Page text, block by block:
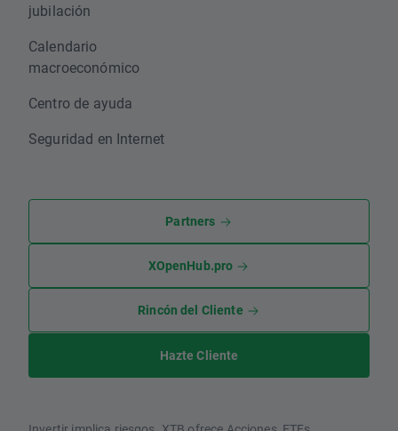
jubilación
Calendario
macroeconómico
Centro de ayuda
Seguridad en Internet
Partners
XOpenHub.pro
Rincón del Cliente
Hazte Cliente